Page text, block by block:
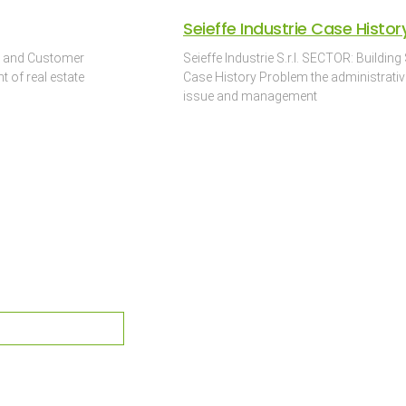
and Customer
of real estate
Seieffe Industrie Case
Seieffe Industrie S.r.l. SECTOR:
Case History Problem the
issue and management